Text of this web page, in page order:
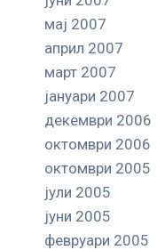
мај 2007
април 2007
март 2007
јануари 2007
декември 2006
октомври 2006
октомври 2005
јули 2005
јуни 2005
февруари 2005